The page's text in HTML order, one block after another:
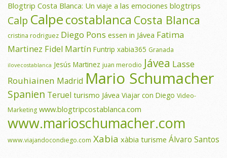
Blogtrip Costa Blanca: Un viaje a las emociones blogtrips
Calp Calpecostablanca Costa Blanca
cristina rodriguez Diego Pons essen in Jávea Fatima
Martinez Fidel Martín Funtrip xabia365 Granada
ilovecostablanca Jesús Martinez juan merodio Jávea Lasse
Rouhiainen Madrid Mario Schumacher
Spanien Teruel turismo Jávea Viajar con Diego Video-
Marketing www.blogtripcostablanca.com
www.marioschumacher.com
www.viajandocondiego.com Xabia xàbia turisme Álvaro Santos